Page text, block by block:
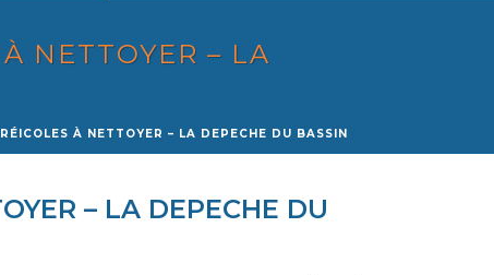
NETTOYER – LA
À NETTOYER – LA DEPECHE DU BASSIN
– LA DEPECHE DU